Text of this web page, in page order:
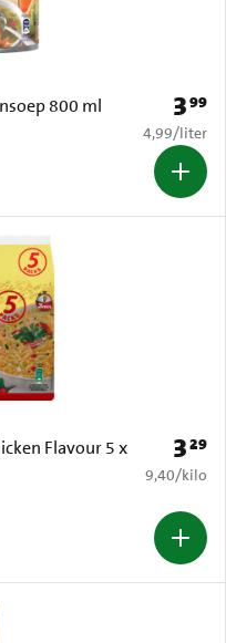
800 ml Prijs:
399
€ 4,99 per
4,99/liter
Flavour 5 x
Prijs:
329
€ 9,40 per
9,40/kilo